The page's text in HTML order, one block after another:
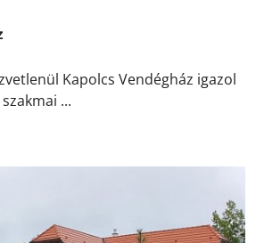
Kapolcs Vendégház igazol
...